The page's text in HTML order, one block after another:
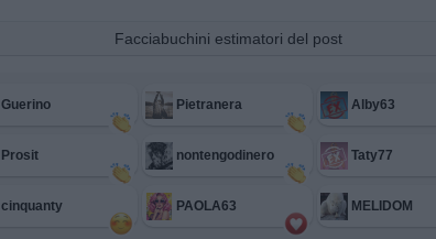
Facciabuchini estimatori del post
Guerino Pietranera Alby63
Prosit nontengodinero Taty77
cinquanty PAOLA63 MELIDOM